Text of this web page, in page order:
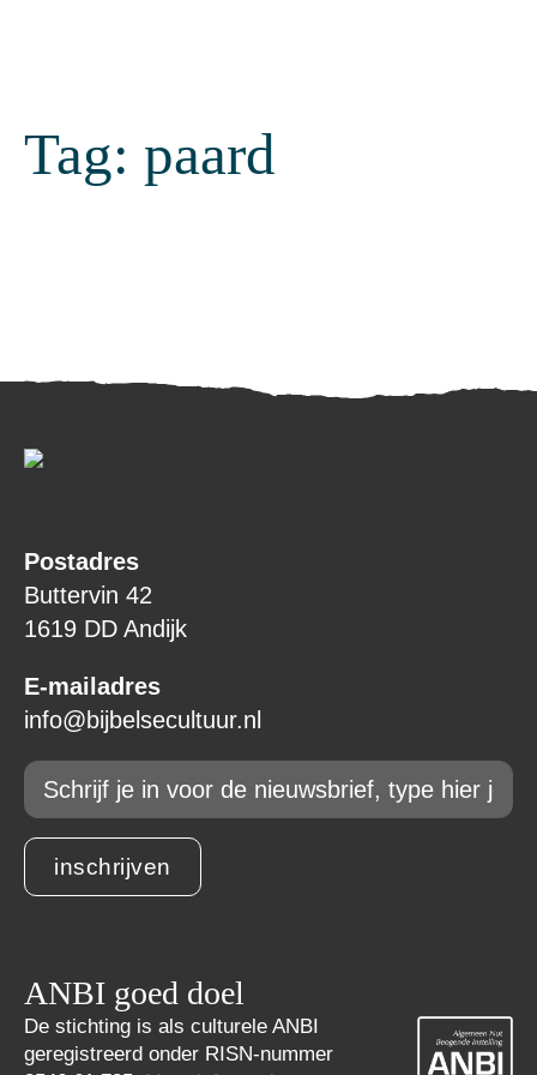
Tag: paard
Postadres
Buttervin 42
1619 DD Andijk
E-mailadres
info@bijbelsecultuur.nl
Email
inschrijven
ANBI goed doel
De stichting is als culturele ANBI
geregistreerd onder RISN-nummer